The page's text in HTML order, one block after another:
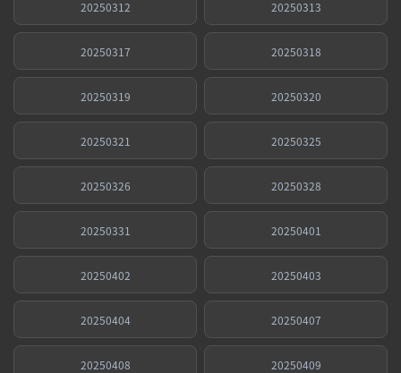
20250312 20250313
20250317 20250318
20250319 20250320
20250321 20250325
20250326 20250328
20250331 20250401
20250402 20250403
20250404 20250407
20250408 20250409